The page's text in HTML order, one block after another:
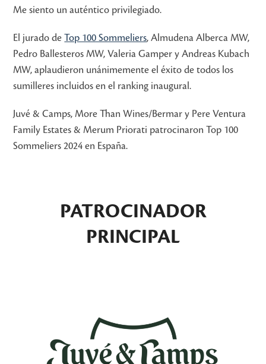
Me siento un auténtico privilegiado.
El jurado deTop 100 Sommeliers, Almudena Alberca MW,
Pedro Ballesteros MW, Valeria Gamper y Andreas Kubach
MW, aplaudieron unánimemente el éxito de todos los
sumilleres incluidos en el ranking inaugural.
Juvé & Camps, More Than Wines/Bermar y Pere Ventura
Family Estates & Merum Priorati patrocinaron Top 100
Sommeliers 2024 en España.
PATROCINADOR
PRINCIPAL